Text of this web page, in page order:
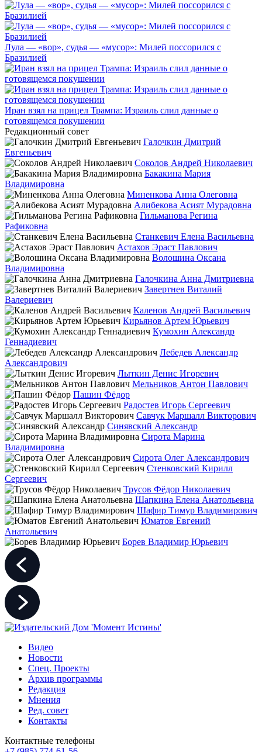
Лула — «вор», судья — «мусор»: Милей поссорился с
Бразилией
Иран взял на прицел Трампа: Израиль слил данные о
готовящемся покушении
Редакционный совет
Галочкин Дмитрий
Евгеньевич
Соколов Андрей Николаевич
Бакакина Мария
Владимировна
Миненкова Анна Олеговна
Алибекова Асият Мурадовна
Гильманова Регина
Рафиковна
Станкевич Елена Васильевна
Астахов Эраст Павлович
Волошина Оксана
Владимировна
Галочкина Анна Дмитриевна
Завертнев Виталий
Валериевич
Каленов Андрей Васильевич
Кирьянов Артем Юрьевич
Кумохин Александр
Геннадиевич
Лебедев Александр
Александрович
Лыткин Денис Игоревич
Мельников Антон Павлович
Пашин Фёдор
Радостев Игорь Сергеевич
Савчук Маршалл Викторович
Синявский Александр
Сирота Марина
Владимировна
Сирота Олег Александрович
Стенковский Кирилл
Сергеевич
Трусов Фёдор Николаевич
Шапкина Елена Анатольевна
Шафир Тимур Владимирович
Юматов Евгений
Анатольевич
Борев Владимир Юрьевич
Видео
Новости
Спец. Проекты
Архив программы
Редакция
Мнения
Ред. совет
Контакты
Контактные телефоны